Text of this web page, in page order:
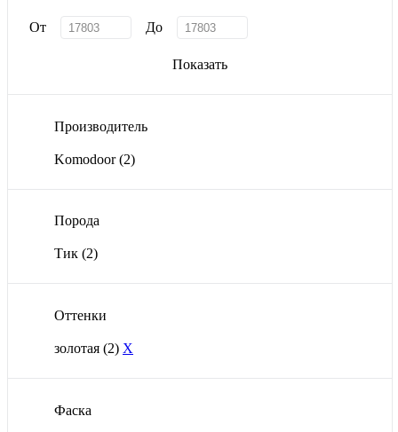
От До
Показать
Производитель
Komodoor(2)
Порода
Тик (2)
Оттенки
золотая (2) X
Фаска